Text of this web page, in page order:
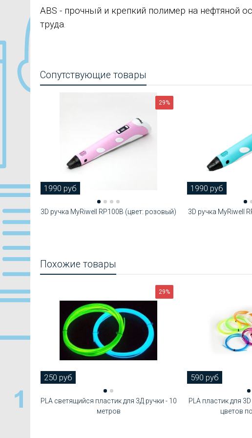
ABS - прочный и крепкий полимер на нефтяной
труда.
Сопутствующие товары
29%
1990 руб
3D ручка MyRiwell RP100B (цвет: розовый)
1990 руб
3D ручка MyRiwell
Похожие товары
29%
250 руб
PLA cветящийся пластик для 3Д ручки - 10
метров
590 руб
PLA пластик для
цветов